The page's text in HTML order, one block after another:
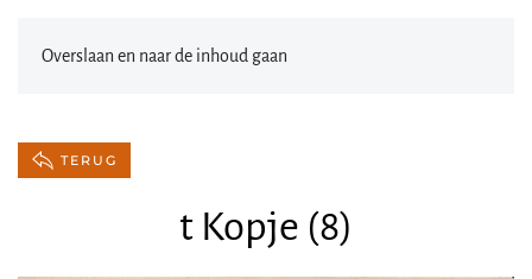
Overslaan en naar de inhoud gaan
TERUG
t Kopje (8)